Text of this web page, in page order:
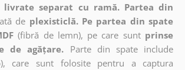
livrate separat cu ramă. Partea din
de plexisticlă. Pe partea din spate
(fibră de lemn), pe care sunt prinse
de agățare.
Parte din spate include
care sunt folosite pentru a captura